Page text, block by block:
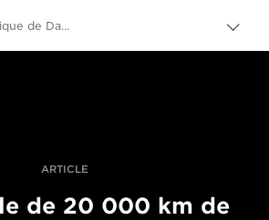
entre
Le périple en Afrique de Daniël Nelson avec un appareil Canon EOS 6D
ARTICLE
de 20 000 km de